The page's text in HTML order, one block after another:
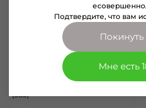
Обложка для паспорта
(355)
Подтвердите, что вам
Покинуть
Мне есть